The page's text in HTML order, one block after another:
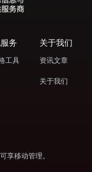
务
工具
关于我们
资讯文章
关于我们
享移动管理。